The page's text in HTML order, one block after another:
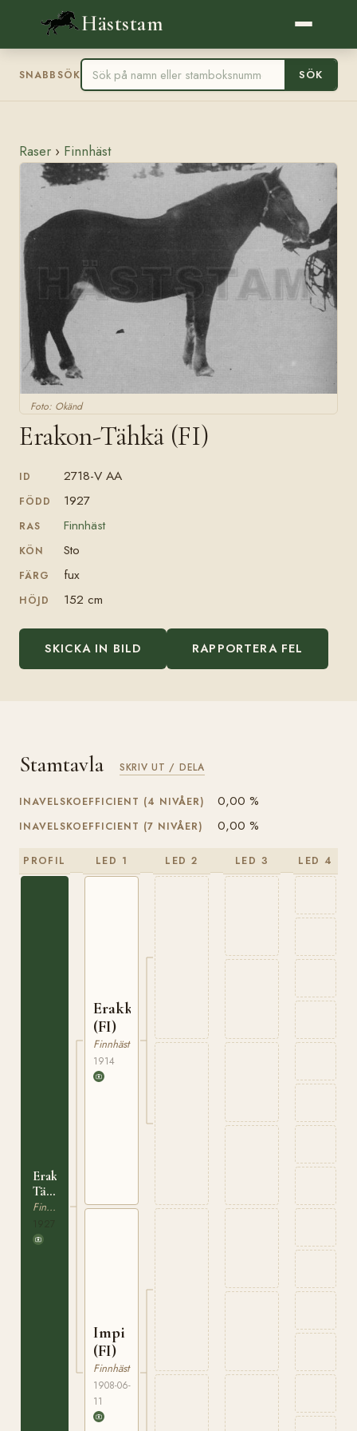
Häststam
SNABBSÖK SÖK
Raser › Finnhäst
Foto: Okänd
Erakon-Tähkä (FI)
ID 2718-V AA
FÖDD 1927
RAS Finnhäst
KÖN Sto
FÄRG fux
HÖJD 152 cm
SKICKA IN BILD RAPPORTERA FEL
Stamtavla SKRIV UT / DELA
INAVELSKOEFFICIENT (4 NIVÅER) 0,00 %
INAVELSKOEFFICIENT (7 NIVÅER) 0,00 %
PROFIL
Erakon-
Tähkä
(FI)Finnhäst
LED 1
Erakko
(FI)
Finnhäst
1914
Impi
(FI)
Finnhäst
1908-06-
11
LED 2 LED 3 LED 4